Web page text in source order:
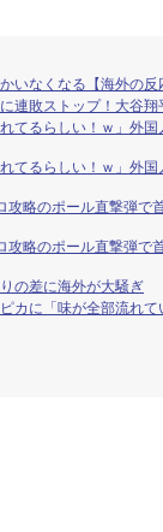
いなくなる【海外の反
連敗ストップ！大谷翔
てるらしい！ｗ」外
てるらしい！ｗ」外
略のポール直撃弾で
略のポール直撃弾で
の差に海外が大騒ぎ
カに「味が全部流れ